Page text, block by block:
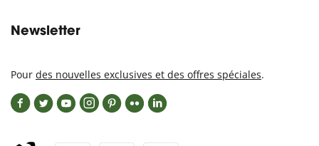
Newsletter
Pour des nouvelles exclusives et des offres spéciales.